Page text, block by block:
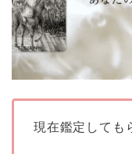
現在鑑定しても